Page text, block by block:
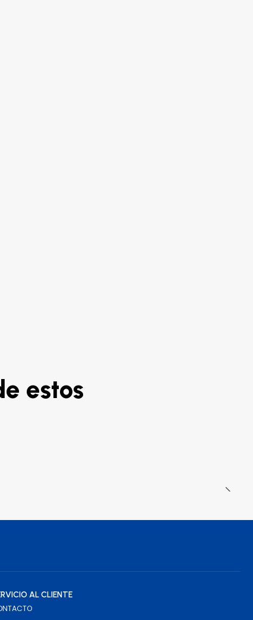
estos
AL CLIENTE